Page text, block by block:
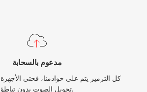
مدعوم بالسحابة
كل الترميز يتم على خوادمنا، فحتى
تحويل الصوت بدون تباطؤ.